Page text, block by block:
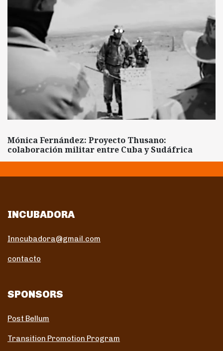
Mónica Fernández: Proyecto Thusano:
colaboración militar entre Cuba y Sudáfrica
INCUBADORA
Inncubadora@gmail.com
contacto
SPONSORS
Post Bellum
Transition Promotion Program